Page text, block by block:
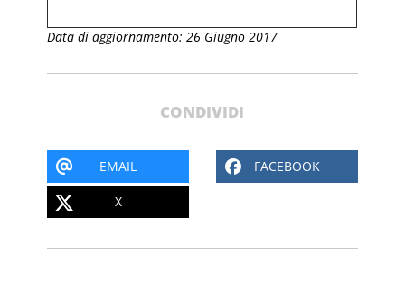
Data di aggiornamento: 26 Giugno 2017
CONDIVIDI
EMAIL FACEBOOK
X